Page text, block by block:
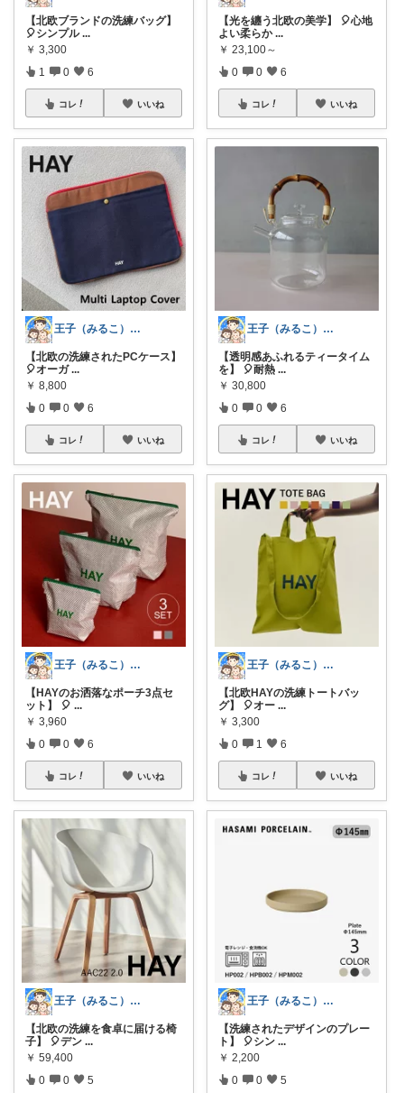
【北欧ブランドの洗練バッグ】
🎈シンプル ...
￥ 3,300
1 0 6
コレ いいね
王子（みるこ）👑便利グッズ×QOL向上
【北欧の洗練されたPCケース】
🎈オーガ ...
￥ 8,800
0 0 6
コレ いいね
王子（みるこ）👑便利グッズ×QOL向上
【HAYのお洒落なポーチ3点セ
ット】 🎈 ...
￥ 3,960
0 0 6
コレ いいね
王子（みるこ）👑便利グッズ×QOL向上
【北欧の洗練を食卓に届ける椅
子】 🎈デン ...
￥ 59,400
0 0 5
【光を纏う北欧の美学】 🎈心地
よい柔らか ...
￥ 23,100～
0 0 6
コレ いいね
王子（みるこ）👑便利グッズ×QOL向上
【透明感あふれるティータイム
を】 🎈耐熱 ...
￥ 30,800
0 0 6
コレ いいね
王子（みるこ）👑便利グッズ×QOL向上
【北欧HAYの洗練トートバッ
グ】 🎈オー ...
￥ 3,300
0 1 6
コレ いいね
王子（みるこ）👑便利グッズ×QOL向上
【洗練されたデザインのプレー
ト】 🎈シン ...
￥ 2,200
0 0 5